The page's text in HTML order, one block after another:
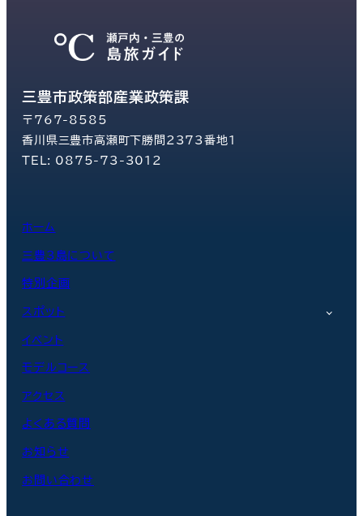
三豊市政策部産業政策課
〒767-8585
香川県三豊市高瀬町下勝間2373番地1
TEL: 0875-73-3012
ホーム
三豊3島について
特別企画
スポット
イベント
モデルコース
アクセス
よくある質問
お知らせ
お問い合わせ